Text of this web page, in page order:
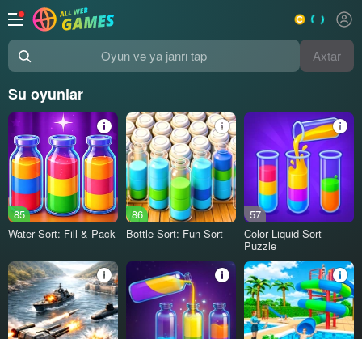
Oyun və ya janrı tap Axtar
Su oyunlar
85
Water Sort: Fill & Pack
86
Bottle Sort: Fun Sort
57
Color Liquid Sort
Puzzle